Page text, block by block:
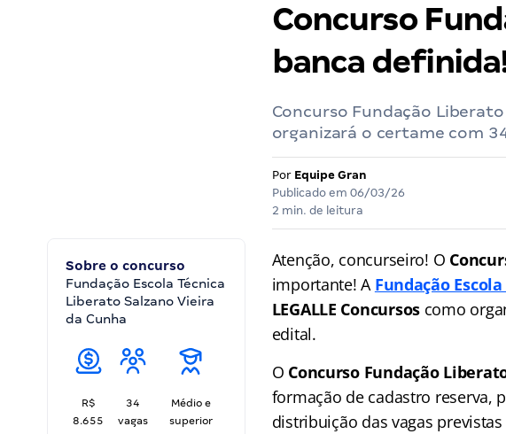
Concurso
banca
Concurso Fundação
organizará o certame com
Por Equipe Gran
Publicado em 06/03/26
2 min. de leitura
Sobre o concurso
Fundação Escola Técnica
Liberato Salzano Vieira
da Cunha
R$
8.655
34
vagas
Médio e
superior
Atenção, concurseiro! O
importante! A Fundação
LEGALLE Concursos como
edital.
O Concurso Fundação
formação de cadastro reserva,
distribuição das vagas